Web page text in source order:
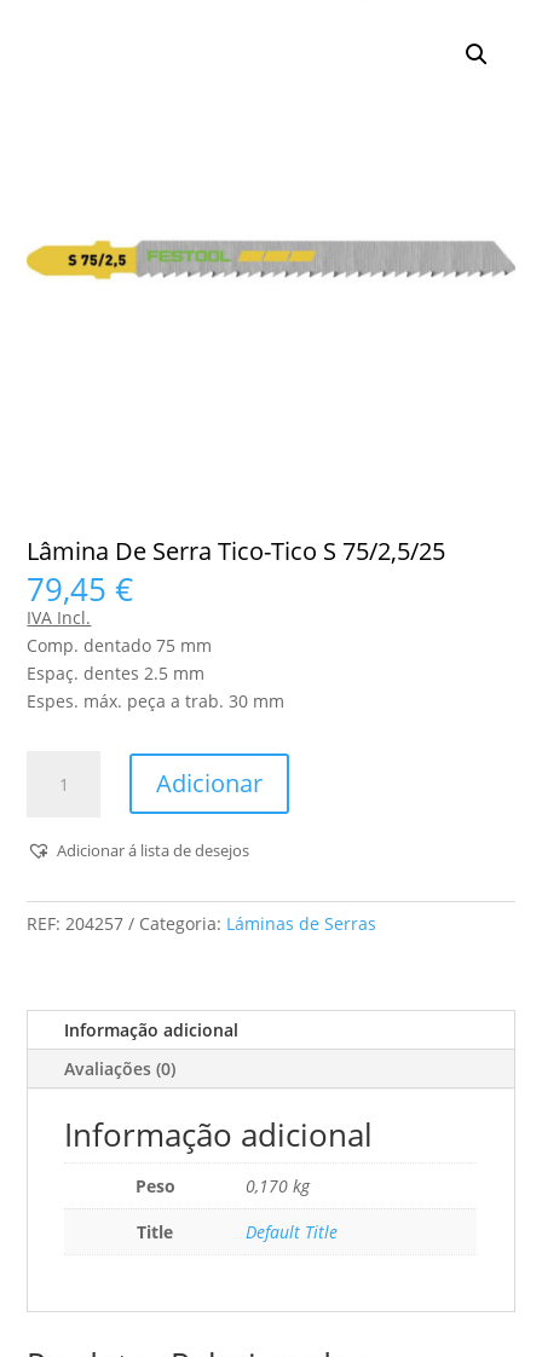
Lâmina De Serra Tico-Tico S 75/2,5/25
79,45€
IVA Incl.
Comp. dentado 75 mm
Espaç. dentes 2.5 mm
Espes. máx. peça a trab. 30 mm
De
Tico-
Tico
Adicionar
Adicionar á lista de desejos
REF: 204257 Categoria: Láminas de Serras
Informação adicional
Avaliações (0)
Informação adicional
Peso
0,170 kg
Title
Default Title